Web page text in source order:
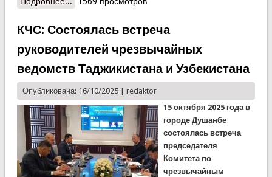
ситуациям стран Центральной Азии
КЧС: Состоялась встреча
руководителей чрезвычайных
ведомств Таджикистана и Узбекистана
Опубликована: 16/10/2025 | redaktor
15 октября 2025 года в
городе Душанбе
состоялась встреча
председателя
Комитета по
чрезвычайным